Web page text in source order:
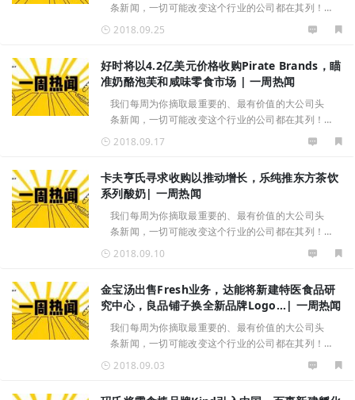
条新闻，一切可能改变这个行业的公司都在其列！
重磅新闻或新品推荐请联系Zoey（ID：
2018.09.25
好时将以4.2亿美元价格收购Pirate Brands，瞄
准奶酪泡芙和咸味零食市场 | 一周热闻
我们每周为你摘取最重要的、最有价值的大公司头
条新闻，一切可能改变这个行业的公司都在其列！
重磅新闻或新品推荐请联系Zoey（ID：
2018.09.17
卡夫亨氏寻求收购以推动增长，乐纯推东方茶饮
系列酸奶| 一周热闻
我们每周为你摘取最重要的、最有价值的大公司头
条新闻，一切可能改变这个行业的公司都在其列！
重磅新闻或新品推荐请联系Zoey（ID：
2018.09.10
金宝汤出售Fresh业务，达能将新建特医食品研
究中心，良品铺子换全新品牌Logo…| 一周热闻
我们每周为你摘取最重要的、最有价值的大公司头
条新闻，一切可能改变这个行业的公司都在其列！
重磅新闻或新品推荐请联系Zoey（ID：
2018.09.03